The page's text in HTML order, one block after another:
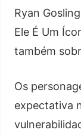
Ryan
Ele É Um
também
Os
expectativa